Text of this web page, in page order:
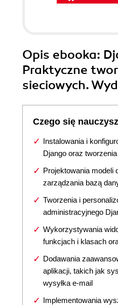
Opis ebooka:
Praktyczne
sieciowych.
Czego się
Instalowania i
Django oraz
Projektowania modeli
zarządzania bazą
Tworzenia i
administracyjnego
Wykorzystywania
funkcjach i klasach
Dodawania
aplikacji, takich jak
wysyłka e-mail
Implementowania